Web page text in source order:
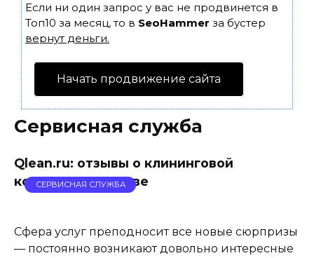
Если ни один запрос у вас не продвинется в
Топ10 за месяц, то в SeoHammer за бустер
вернут деньги.
Начать продвижение сайта
Сервисная служба
Qlean.ru: отзывы о клининговой
компании в Москве
СЕРВИСНАЯ СЛУЖБА
Сфера услуг преподносит все новые сюрпризы
— постоянно возникают довольно интересные